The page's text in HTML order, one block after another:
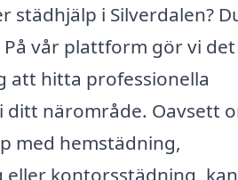
städhjälp i Silverdalen?
vår plattform gör vi det
att hitta professionella
ditt närområde. Oavsett
med hemstädning,
kontorsstädning,